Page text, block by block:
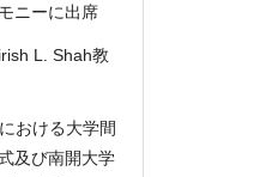
ニーに出席
L. Shah教
おける大学間
及び南開大学